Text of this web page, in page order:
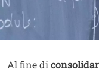
Contenuto
Testo
Al fine di